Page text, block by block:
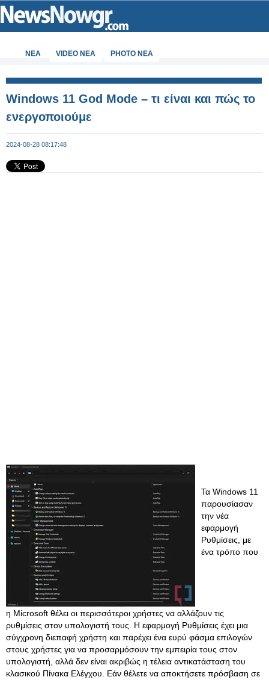
ΝΕΑ VIDEO NEA PHOTO NEA
Windows 11 God Mode – τι είναι και πώς το
ενεργοποιούμε
2024-08-28 08:17:48
Τα Windows 11
παρουσίασαν
την νέα
εφαρμογή
Ρυθμίσεις, με
ένα τρόπο που
η Microsoft θέλει οι περισσότεροι χρήστες να αλλάζουν τις
ρυθμίσεις στον υπολογιστή τους. Η εφαρμογή Ρυθμίσεις έχει μια
σύγχρονη διεπαφή χρήστη και παρέχει ένα ευρύ φάσμα επιλογών
στους χρήστες για να προσαρμόσουν την εμπειρία τους στον
υπολογιστή, αλλά δεν είναι ακριβώς η τέλεια αντικατάσταση του
κλασικού Πίνακα Ελέγχου. Εάν θέλετε να αποκτήσετε πρόσβαση σε